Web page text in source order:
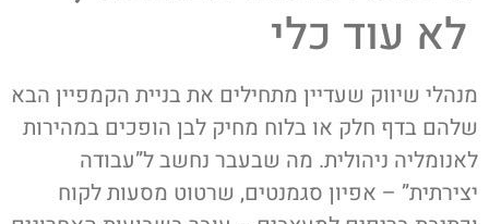
לא עוד כלי
מנהלי שיווק שעדיין מתחילים את בניית הקמפיין הבא
שלהם בדף חלק או בלוח מחיק לבן הופכים במהירות
לאנומליה ניהולית. מה שבעבר נחשב ל”עבודה
יצירתית” – אפיון סגמנטים, שרטוט מסעות לקוח